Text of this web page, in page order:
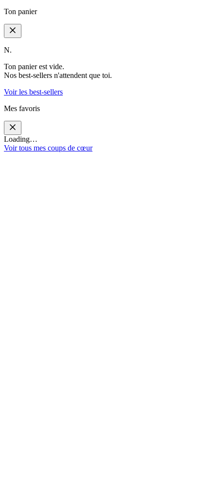
Ton panier
N.
Ton panier est vide.
Nos best-sellers n'attendent que toi.
Voir les best-sellers
Mes favoris
Loading…
Voir tous mes coups de cœur